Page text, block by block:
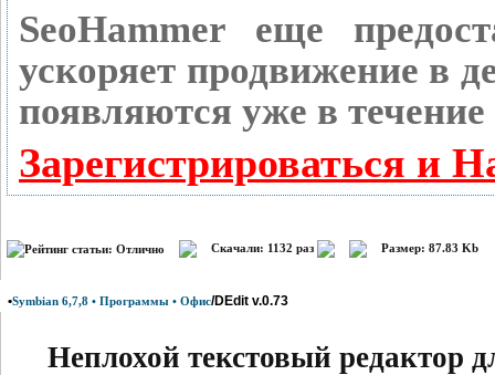
SeoHammer еще
ускоряет продвижение в
появляются уже в
Зарегистрироваться и
Скачали: 1132 раз Размер: 87.83 Kb
•Symbian 6,7,8 • Программы • Офис/DEdit v.0.73
Неплохой текстовый редактор